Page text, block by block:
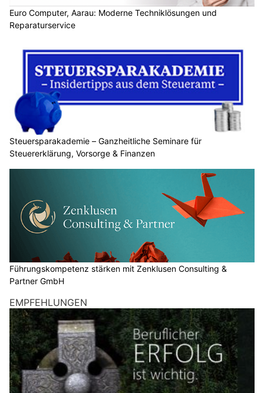
Euro Computer, Aarau: Moderne Techniklösungen und
Reparaturservice
Steuersparakademie – Ganzheitliche Seminare für
Steuererklärung, Vorsorge & Finanzen
Führungskompetenz stärken mit Zenklusen Consulting &
Partner GmbH
EMPFEHLUNGEN